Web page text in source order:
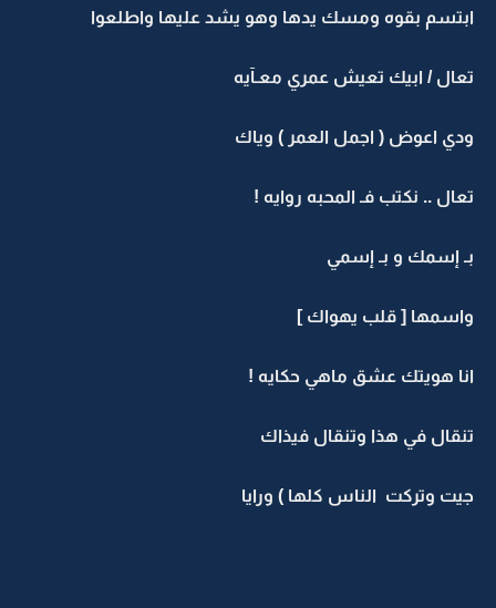
ابتسم بقوه ومسك يدها وهو يشد عليها واطلعوا
تعال / ابيك تعيش عمري معـآيه
ودي اعوض ( اجمل العمر ) وياك
تعال .. نكتب فـ المحبه روايه !
بـ إسمك و بـ إسمي
واسمها [ قلب يهواك ]
انا هويتك عشق ماهي حكايه !
تنقال في هذا وتنقال فيذاك
جيت وتركت الناس كلها ) ورايا